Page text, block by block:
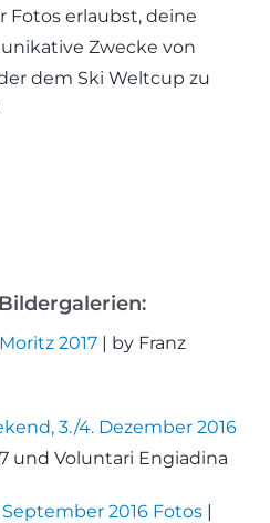
Fotos erlaubst, deine
Zwecke von
dem Ski Weltcup zu
2017| by Franz
3./4. Dezember 2016
und Voluntari Engiadina
2016 Fotos|